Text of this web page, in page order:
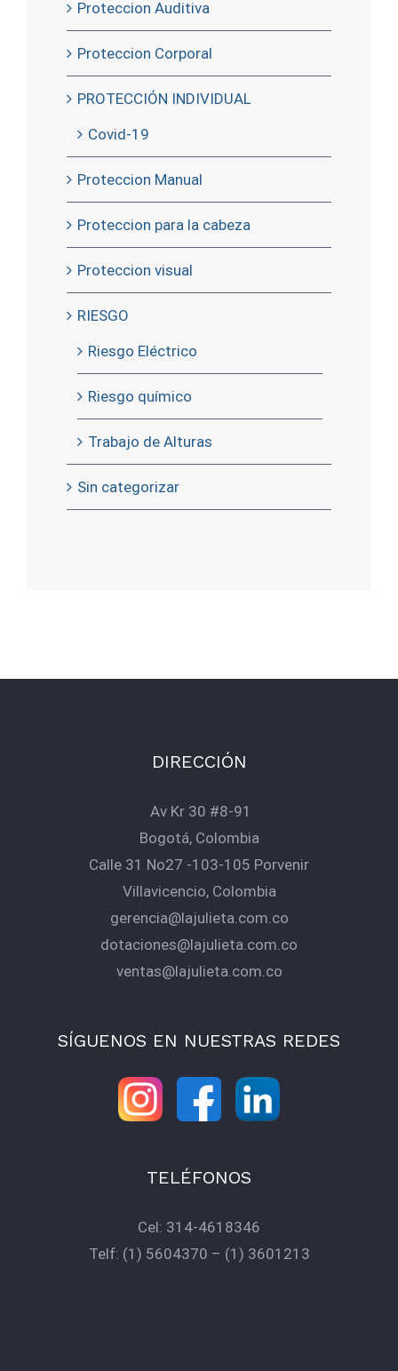
Proteccion Auditiva
Proteccion Corporal
PROTECCIÓN INDIVIDUAL
Covid-19
Proteccion Manual
Proteccion para la cabeza
Proteccion visual
RIESGO
Riesgo Eléctrico
Riesgo químico
Trabajo de Alturas
Sin categorizar
DIRECCIÓN
Av Kr 30 #8-91
Bogotá, Colombia
Calle 31 No27 -103-105 Porvenir
Villavicencio, Colombia
gerencia@lajulieta.com.co
dotaciones@lajulieta.com.co
ventas@lajulieta.com.co
SÍGUENOS EN NUESTRAS REDES
TELÉFONOS
Cel: 314-4618346
Telf: (1) 5604370 – (1) 3601213